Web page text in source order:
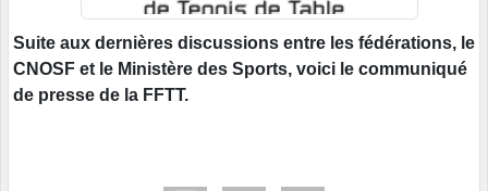
Suite aux dernières discussions entre les fédérations, le
CNOSF et le Ministère des Sports, voici le communiqué
de presse de la FFTT.